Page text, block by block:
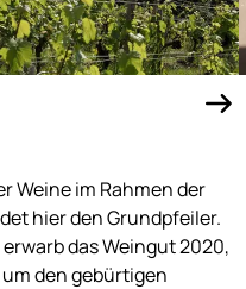
Weine im Rahmen der
hier den Grundpfeiler.
das Weingut 2020,
den gebürtigen